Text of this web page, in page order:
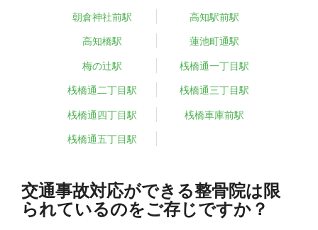
朝倉神社前駅 高知駅前駅
高知橋駅 蓮池町通駅
梅の辻駅 桟橋通一丁目駅
桟橋通二丁目駅 桟橋通三丁目駅
桟橋通四丁目駅 桟橋車庫前駅
桟橋通五丁目駅
交通事故対応ができる整骨院は限
られているのをご存じですか？